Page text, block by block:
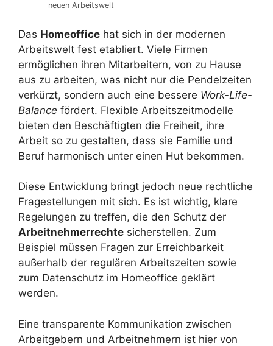
neuen Arbeitswelt
Das Homeoffice hat sich in der modernen
Arbeitswelt fest etabliert. Viele Firmen
ermöglichen ihren Mitarbeitern, von zu Hause
aus zu arbeiten, was nicht nur die Pendelzeiten
verkürzt, sondern auch eine bessere Work-Life-
Balance fördert. Flexible Arbeitszeitmodelle
bieten den Beschäftigten die Freiheit, ihre
Arbeit so zu gestalten, dass sie Familie und
Beruf harmonisch unter einen Hut bekommen.
Diese Entwicklung bringt jedoch neue rechtliche
Fragestellungen mit sich. Es ist wichtig, klare
Regelungen zu treffen, die den Schutz der
Arbeitnehmerrechte sicherstellen. Zum
Beispiel müssen Fragen zur Erreichbarkeit
außerhalb der regulären Arbeitszeiten sowie
zum Datenschutz im Homeoffice geklärt
werden.
Eine transparente Kommunikation zwischen
Arbeitgebern und Arbeitnehmern ist hier von